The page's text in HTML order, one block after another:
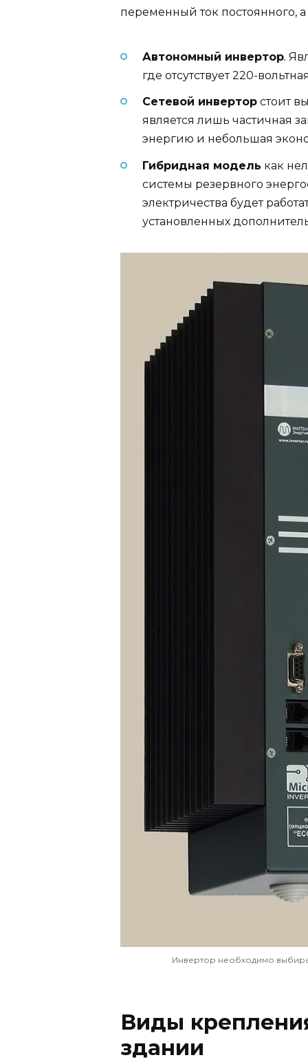
переменный ток постоянного,
Автономный инвертор.
где отсутствует 220-
Сетевой инвертор стоит
является лишь частичная
энергию и небольшая
Гибридная модель как
системы резервного
электричества будет
установленных
Инвертор необходимо
Виды
здании